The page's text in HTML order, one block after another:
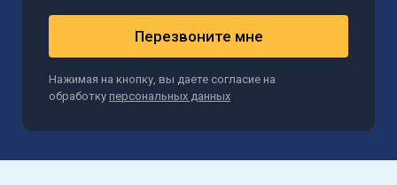
Перезвоните мне
Нажимая на кнопку, вы даете согласие на
обработку персональных данных